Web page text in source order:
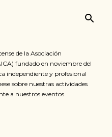
de la Asociación
fundado en noviembre del
independiente y profesional
sobre nuestras actividades
a nuestros eventos.